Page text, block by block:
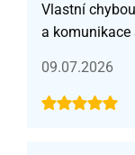
Vlastní
a komunikace
09.07.2026